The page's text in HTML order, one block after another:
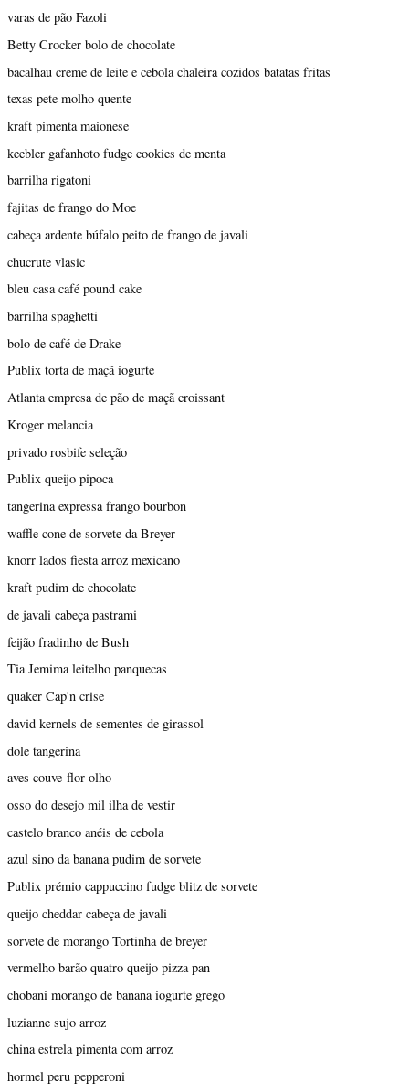
varas de pão Fazoli
Betty Crocker bolo de chocolate
bacalhau creme de leite e cebola chaleira cozidos batatas fritas
texas pete molho quente
kraft pimenta maionese
keebler gafanhoto fudge cookies de menta
barrilha rigatoni
fajitas de frango do Moe
cabeça ardente búfalo peito de frango de javali
chucrute vlasic
bleu casa café pound cake
barrilha spaghetti
bolo de café de Drake
Publix torta de maçã iogurte
Atlanta empresa de pão de maçã croissant
Kroger melancia
privado rosbife seleção
Publix queijo pipoca
tangerina expressa frango bourbon
waffle cone de sorvete da Breyer
knorr lados fiesta arroz mexicano
kraft pudim de chocolate
de javali cabeça pastrami
feijão fradinho de Bush
Tia Jemima leitelho panquecas
quaker Cap'n crise
david kernels de sementes de girassol
dole tangerina
aves couve-flor olho
osso do desejo mil ilha de vestir
castelo branco anéis de cebola
azul sino da banana pudim de sorvete
Publix prémio cappuccino fudge blitz de sorvete
queijo cheddar cabeça de javali
sorvete de morango Tortinha de breyer
vermelho barão quatro queijo pizza pan
chobani morango de banana iogurte grego
luzianne sujo arroz
china estrela pimenta com arroz
hormel peru pepperoni